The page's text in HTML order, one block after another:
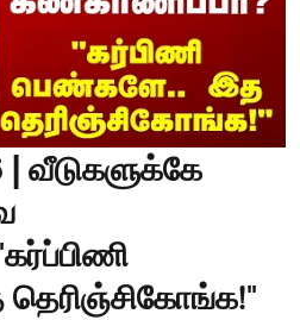
வீடுகளுக்கே